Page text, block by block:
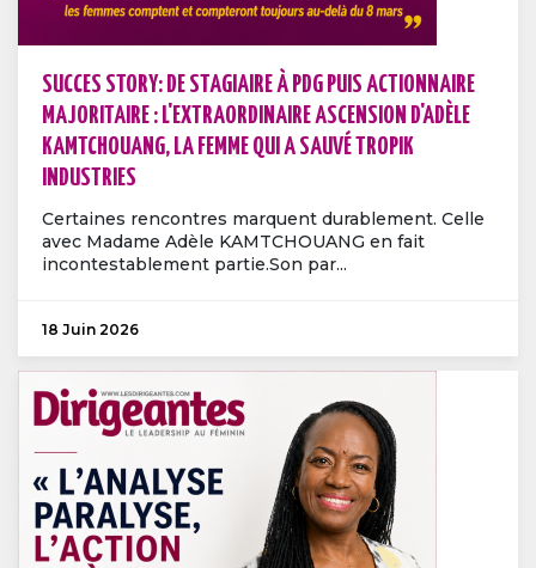
SUCCES STORY: DE STAGIAIRE À PDG PUIS ACTIONNAIRE
MAJORITAIRE : L'EXTRAORDINAIRE ASCENSION D'ADÈLE
KAMTCHOUANG, LA FEMME QUI A SAUVÉ TROPIK
INDUSTRIES
Certaines rencontres marquent durablement. Celle
avec Madame Adèle KAMTCHOUANG en fait
incontestablement partie.Son par...
18 Juin 2026